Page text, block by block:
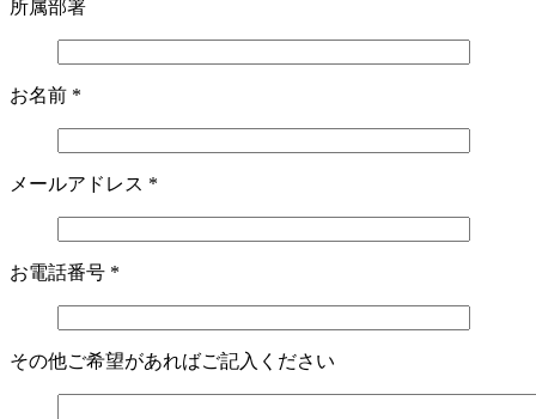
所属部署
お名前 *
メールアドレス *
お電話番号 *
その他ご希望があればご記入ください